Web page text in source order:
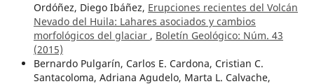
Ordóñez, Diego Ibáñez, Erupciones recientes del Volcán
Nevado del Huila: Lahares asociados y cambios
morfológicos del glaciar , Boletín Geológico: Núm. 43
(2015)
Bernardo Pulgarín, Carlos E. Cardona, Cristian C.
Santacoloma, Adriana Agudelo, Marta L. Calvache,